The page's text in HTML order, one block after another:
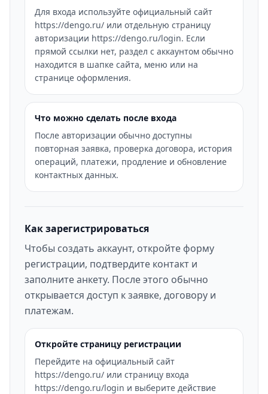
Для входа используйте официальный сайт
https://dengo.ru/ или отдельную страницу
авторизации https://dengo.ru/login. Если
прямой ссылки нет, раздел с аккаунтом обычно
находится в шапке сайта, меню или на
странице оформления.
Что можно сделать после входа
После авторизации обычно доступны
повторная заявка, проверка договора, история
операций, платежи, продление и обновление
контактных данных.
Как зарегистрироваться
Чтобы создать аккаунт, откройте форму
регистрации, подтвердите контакт и
заполните анкету. После этого обычно
открывается доступ к заявке, договору и
платежам.
Откройте страницу регистрации
Перейдите на официальный сайт
https://dengo.ru/ или страницу входа
https://dengo.ru/login и выберите действие